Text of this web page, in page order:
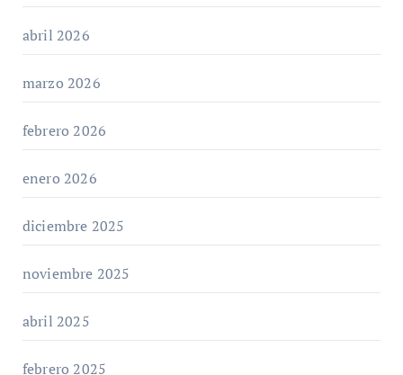
abril 2026
marzo 2026
febrero 2026
enero 2026
diciembre 2025
noviembre 2025
abril 2025
febrero 2025